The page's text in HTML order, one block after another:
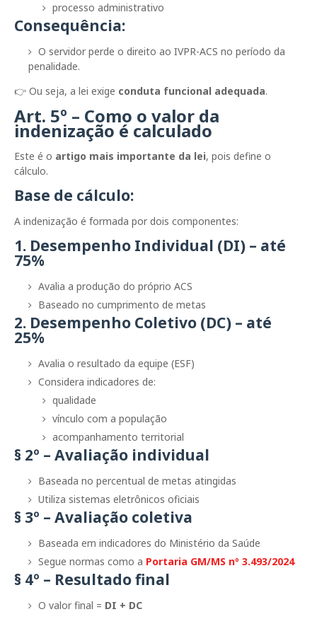
processo administrativo
Consequência:
O servidor perde o direito ao IVPR-ACS no período da
penalidade.
👉 Ou seja, a lei exige conduta funcional adequada.
Art. 5º – Como o valor da
indenização é calculado
Este é o artigo mais importante da lei, pois define o
cálculo.
Base de cálculo:
A indenização é formada por dois componentes:
1. Desempenho Individual (DI) – até
75%
Avalia a produção do próprio ACS
Baseado no cumprimento de metas
2. Desempenho Coletivo (DC) – até
25%
Avalia o resultado da equipe (ESF)
Considera indicadores de:
qualidade
vínculo com a população
acompanhamento territorial
§ 2º – Avaliação individual
Baseada no percentual de metas atingidas
Utiliza sistemas eletrônicos oficiais
§ 3º – Avaliação coletiva
Baseada em indicadores do Ministério da Saúde
Segue normas como a Portaria GM/MS nº 3.493/2024
§ 4º – Resultado final
O valor final = DI + DC